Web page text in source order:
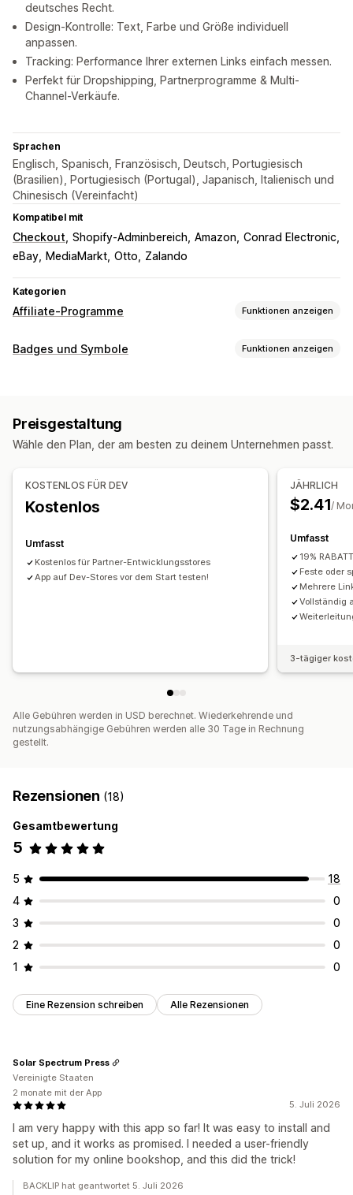
deutsches Recht.
Design-Kontrolle: Text, Farbe und Größe individuell
anpassen.
Tracking: Performance Ihrer externen Links einfach messen.
Perfekt für Dropshipping, Partnerprogramme & Multi-
Channel-Verkäufe.
Sprachen
Englisch, Spanisch, Französisch, Deutsch, Portugiesisch
(Brasilien), Portugiesisch (Portugal), Japanisch, Italienisch und
Chinesisch (Vereinfacht)
Kompatibel mit
Checkout Shopify-Adminbereich Amazon Conrad Electronic
eBay
MediaMarkt Otto Zalando
Kategorien
Affiliate-Programme Funktionen anzeigen
Empfehlungsmanagement
Affiliate-Erfahrung
Benutzerdefinierte Links und Rabatte
Badges und Symbole Funktionen anzeigen
Sales-Banner Social Media
Rahmen
Benutzerdefinierter Text
Symbolposition
Manuelle Positionierung Automatische Positionierung
Preisgestaltung
Wähle den Plan, der am besten zu deinem Unternehmen passt.
KOSTENLOS FÜR DEV
Kostenlos
Umfasst
Kostenlos für Partner-Entwicklungsstores
App auf Dev-Stores vor dem Start testen!
JÄHRLICH
$2.41/
Umfasst
19%
Feste oder
Mehrere
Vollständig
3-tägiger
Alle Gebühren werden in USD berechnet. Wiederkehrende und
nutzungsabhängige Gebühren werden alle 30 Tage in Rechnung
gestellt.
Rezensionen (18)
Gesamtbewertung
5
5
18
4
0
3
0
2
0
1
0
Eine Rezension schreiben Alle Rezensionen
5. Juli 2026
I am very happy with this app so far! It was easy to install and
set up, and it works as promised. I needed a user-friendly
solution for my online bookshop, and this did the trick!
Solar Spectrum Press
Vereinigte Staaten
2 monate mit der App
BACKLIP hat geantwortet 5. Juli 2026